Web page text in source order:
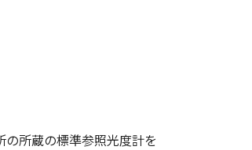
所蔵の標準参照光度計を